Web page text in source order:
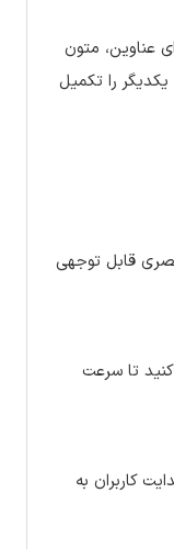
عناوین، متون
را تکمیل
بصری قابل توجهی
کنید تا سرعت
کاربران به